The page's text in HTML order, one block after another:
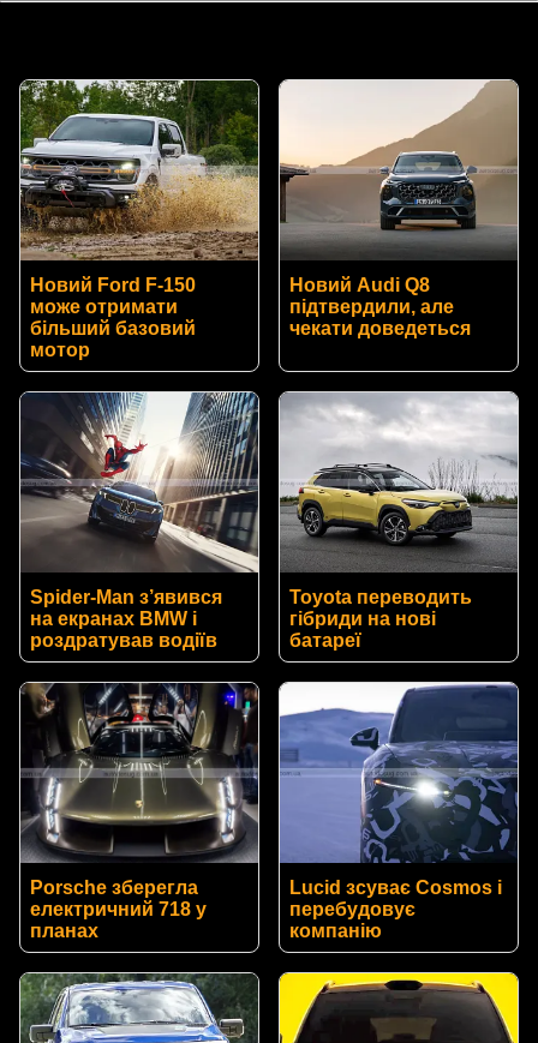
Новий Ford F-150
може отримати
більший базовий
мотор
Новий Audi Q8
підтвердили, але
чекати доведеться
Spider-Man з’явився
на екранах BMW і
роздратував водіїв
Toyota переводить
гібриди на нові
батареї
Porsche зберегла
електричний 718 у
планах
Lucid зсуває Cosmos і
перебудовує
компанію